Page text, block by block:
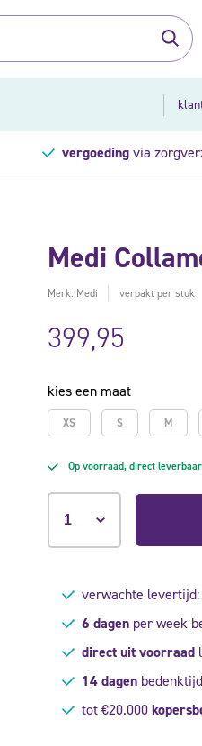
vergoedingvia
Medi
Merk: Medi verpakt per stuk
399,95
kies een maat
XS S M
Op voorraad, direct leverbaar
verwachte levertijd:
6 dagenper week
direct uit voorraad
14 dagen
tot €20.000